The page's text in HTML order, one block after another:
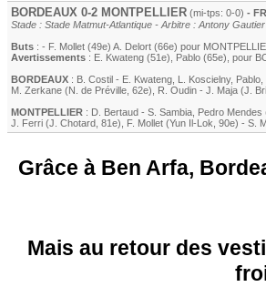
BORDEAUX 0-2 MONTPELLIER (mi-tps: 0-0) -
Stade : Stade Matmut-Atlantique - Arbitre : Antony Gautier
Buts : - F. Mollet (49e) A. Delort (66e) pour
Avertissements : E. Kwateng (51e) Pablo (65e) , pour
BORDEAUX : B. Costil - E. Kwateng L. Koscielny, Pablo
M. Zerkane (N. de Préville , 62e) R. Oudin - J. Maja (J.
MONTPELLIER : D. Bertaud - S. Sambia Pedro Mendes
J. Ferri (J. Chotard , 81e) F. Mollet (Yun Il-Lok , 90e) - S.
Grâce à Ben Arfa,
Mais au retour des